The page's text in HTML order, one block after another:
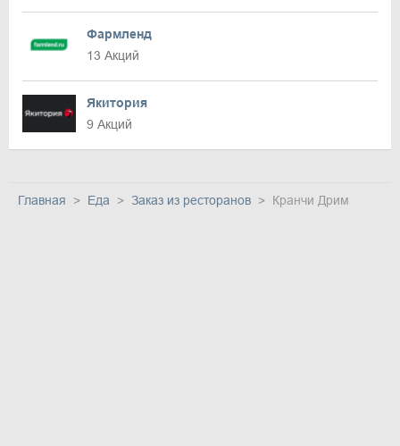
Фармленд
13 Акций
Якитория
9 Акций
Главная Еда Заказ из ресторанов Кранчи Дрим